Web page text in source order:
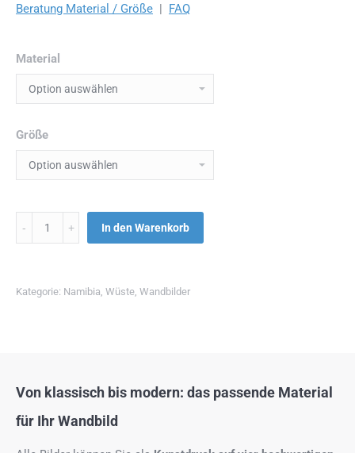
Beratung Material / Größe | FAQ
Material
Größe
Menge In den Warenkorb
Kategorie: Namibia Wüste Wandbilder
Von klassisch bis modern: das passende Material
für Ihr Wandbild